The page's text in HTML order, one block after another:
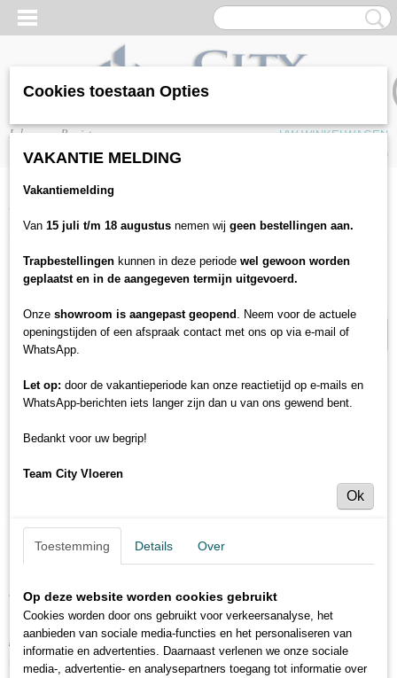
Inloggen Registreren
UW WINKELWAGEN
(0)
Home
Trenovo stootborden - Landhuis eiken
Trenovo stootborden - Landhuis eiken
€ 26,95 € 23,45 per stuk
Minimum aantal is 2 voor (inclusief btw 21%)
Cookies toestaan Opties
VAKANTIE MELDING
Vakantiemelding
Van 15 juli t/m 18 augustus nemen wij geen bestellingen aan.
Trapbestellingen kunnen in deze periode wel gewoon worden
geplaatst en in de aangegeven termijn uitgevoerd.
Onze showroom is aangepast geopend . Neem voor de actuele
openingstijden of een afspraak contact met ons op via e-mail of
WhatsApp.
Let op: door de vakantieperiode kan onze reactietijd op e-mails en
WhatsApp-berichten iets langer zijn dan u van ons gewend bent.
Bedankt voor uw begrip!
Team City Vloeren
Ok
Toestemming Details Over
Op deze website worden cookies gebruikt
Cookies worden door ons gebruikt voor verkeersanalyse, het
aanbieden van sociale media-functies en het personaliseren van
informatie en advertenties. Daarnaast verlenen we onze sociale
media-, advertentie- en analysepartners toegang tot informatie over